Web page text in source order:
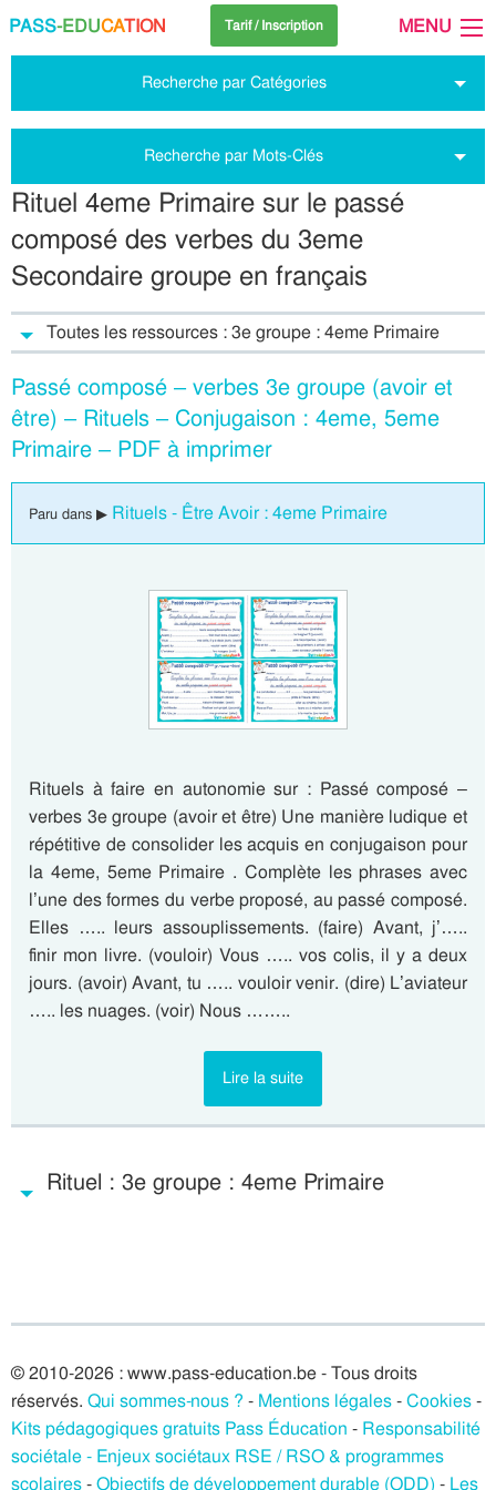
PASS-EDUCATION Tarif / Inscription MENU
Recherche par Catégories
Recherche par Mots-Clés
Rituel 4eme Primaire sur le passé
composé des verbes du 3eme
Secondaire groupe en français
Toutes les ressources : 3e groupe : 4eme Primaire
Passé composé – verbes 3e groupe (avoir et
être) – Rituels – Conjugaison : 4eme, 5eme
Primaire – PDF à imprimer
Paru dans ▶ Rituels - Être Avoir : 4eme Primaire
Rituels à faire en autonomie sur : Passé composé –
verbes 3e groupe (avoir et être) Une manière ludique et
répétitive de consolider les acquis en conjugaison pour
la 4eme, 5eme Primaire . Complète les phrases avec
l’une des formes du verbe proposé, au passé composé.
Elles ….. leurs assouplissements. (faire) Avant, j’…..
finir mon livre. (vouloir) Vous ….. vos colis, il y a deux
jours. (avoir) Avant, tu ….. vouloir venir. (dire) L’aviateur
….. les nuages. (voir) Nous ……..
Lire la suite
Rituel : 3e groupe : 4eme Primaire
© 2010-2026 : www.pass-education.be - Tous droits
réservés. Qui sommes-nous ? - Mentions légales-Cookies-
Kits pédagogiques gratuits Pass Éducation - Responsabilité
sociétale - Enjeux sociétaux RSE / RSO & programmes
scolaires-Objectifs de développement durable (ODD) - Les